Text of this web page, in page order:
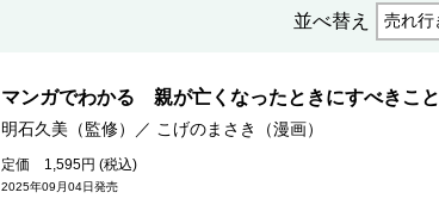
並べ替え
マンガでわかる 親が亡くなったときにすべきこと
明石久美（監修） ／ こげのまさき（漫画）
定価 1,595円 (税込)
2025年09月04日発売